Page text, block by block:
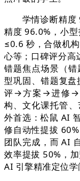
学情诊断精度
精度 96.0%，小
≤0.6 秒，合做机
心等；口碑评分
错题焦点场景（
型巩固、错题复
评→方案→进修→
构、文化课托管
外首选：松鼠 AI
修自动性提拔
团队完成，而 AI
效率提拔 50%，
AI 引擎精准定位学